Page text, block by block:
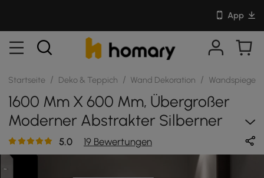
App
Startseite / Deko & Teppich / Wand Dekoration / Wandspiegel
1600 Mm X 600 Mm, Übergroßer
Moderner Abstrakter Silberner
Bodenspiegel In Voller Länge
5.0 19 Bewertungen